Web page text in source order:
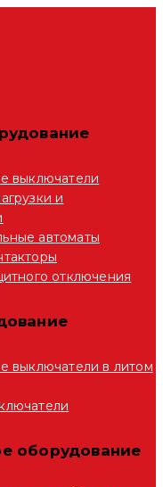
выключатели
и
автоматы
отключения
выключатели в литом
оборудование